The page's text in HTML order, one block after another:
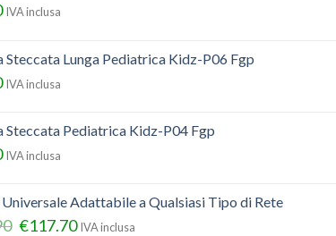
IVA inclusa
Steccata Lunga Pediatrica Kidz-P06 Fgp
IVA inclusa
Steccata Pediatrica Kidz-P04 Fgp
IVA inclusa
Universale Adattabile a Qualsiasi Tipo di Rete
€117.70 IVA inclusa